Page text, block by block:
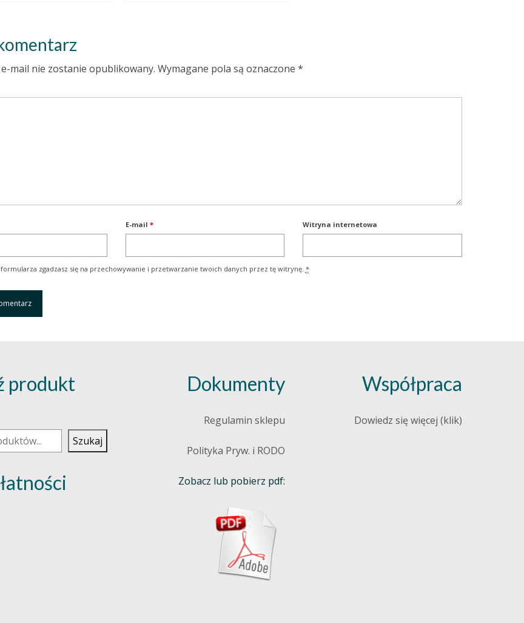
mail nie zostanie opublikowany. Wymagane pola są oznaczone *
E-mail * Witryna internetowa
zgadzasz się na przechowywanie i przetwarzanie twoich danych przez tę witrynę. *
produkt
Szukaj
Dokumenty
Regulamin sklepu
Polityka Pryw. i RODO
Zobacz lub pobierz pdf:
Współpraca
Dowiedz się więcej (klik)